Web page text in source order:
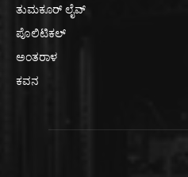
ತುಮಕೂರ್ ಲೈವ್
ಪೊಲಿಟಿಕಲ್
ಅಂತರಾಳ
ಕವನ